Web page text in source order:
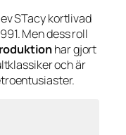
STacy kortlivad
Men dess roll
har gjort
och är